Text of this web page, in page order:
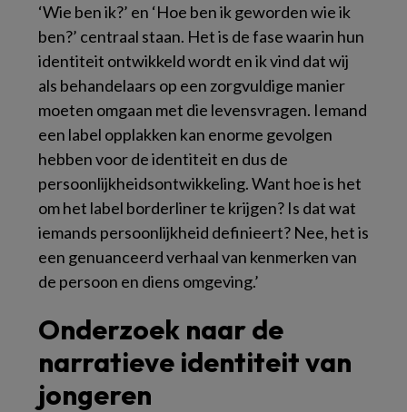
‘Wie ben ik?’ en ‘Hoe ben ik geworden wie ik
ben?’ centraal staan. Het is de fase waarin hun
identiteit ontwikkeld wordt en ik vind dat wij
als behandelaars op een zorgvuldige manier
moeten omgaan met die levensvragen. Iemand
een label opplakken kan enorme gevolgen
hebben voor de identiteit en dus de
persoonlijkheidsontwikkeling. Want hoe is het
om het label borderliner te krijgen? Is dat wat
iemands persoonlijkheid definieert? Nee, het is
een genuanceerd verhaal van kenmerken van
de persoon en diens omgeving.’
Onderzoek naar de
narratieve identiteit van
jongeren